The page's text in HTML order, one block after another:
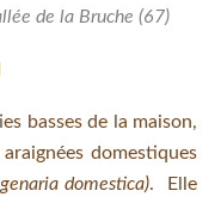
de la Bruche (67)
basses de la maison,
domestiques
domestica). Elle